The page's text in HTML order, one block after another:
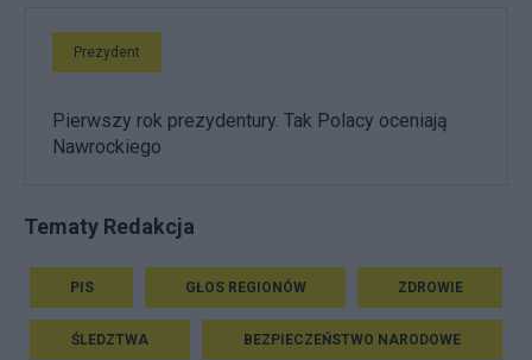
Prezydent
Pierwszy rok prezydentury. Tak Polacy oceniają
Nawrockiego
Tematy Redakcja
PIS GŁOS REGIONÓW ZDROWIE
ŚLEDZTWA BEZPIECZEŃSTWO NARODOWE